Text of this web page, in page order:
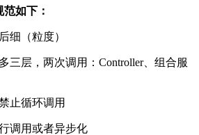
如下：
细（粒度）
三层，两次调用：Controller、组合服
止循环调用
调用或者异步化